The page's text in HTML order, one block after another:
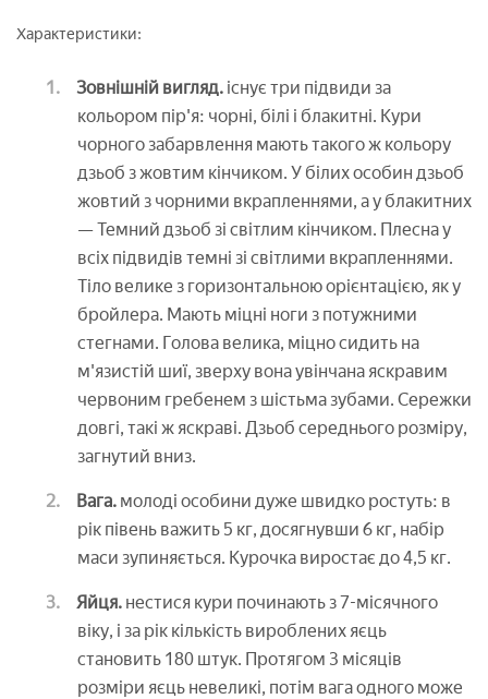
Характеристики:
Зовнішній вигляд. існує три підвиди за
кольором пір'я: чорні, білі і блакитні. Кури
чорного забарвлення мають такого ж кольору
дзьоб з жовтим кінчиком. У білих особин дзьоб
жовтий з чорними вкрапленнями, а у блакитних
— Темний дзьоб зі світлим кінчиком. Плесна у
всіх підвидів темні зі світлими вкрапленнями.
Тіло велике з горизонтальною орієнтацією, як у
бройлера. Мають міцні ноги з потужними
стегнами. Голова велика, міцно сидить на
м'язистій шиї, зверху вона увінчана яскравим
червоним гребенем з шістьма зубами. Сережки
довгі, такі ж яскраві. Дзьоб середнього розміру,
загнутий вниз.
Вага. молоді особини дуже швидко ростуть: в
рік півень важить 5 кг, досягнувши 6 кг, набір
маси зупиняється. Курочка виростає до 4,5 кг.
Яйця. нестися кури починають з 7-місячного
віку, і за рік кількість вироблених яєць
становить 180 штук. Протягом 3 місяців
розміри яєць невеликі, потім вага одного може